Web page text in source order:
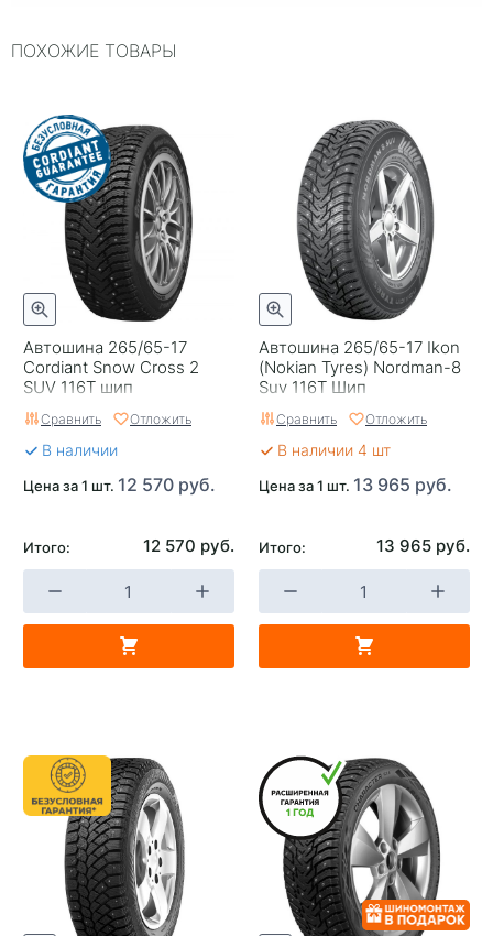
Типоразмер
Тип шины
Легковые
RunFlat
Комплектация
Шина
Шипованная
Гарантия
1 год
Страна изготовителя
Россия
ПОХОЖИЕ ТОВАРЫ
Автошина 265/65-17
Cordiant Snow Cross 2
SUV 116T шип
Сравнить Отложить
В наличии
Цена за 1 шт. 12 570 руб.
Итого: 12 570 руб.
Автошина 265/65-17 Ikon
(Nokian Tyrеs) Nordman-8
Suv 116T Шип
Сравнить Отложить
В наличии 4 шт
Цена за 1 шт. 13 965 руб.
Итого: 13 965 руб.